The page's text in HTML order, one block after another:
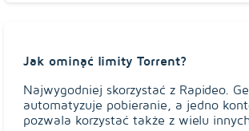
Jak ominąć limity Torrent?
Najwygodniej skorzystać z Rapideo.
automatyzuje pobieranie, a jedno
pozwala korzystać także z wielu